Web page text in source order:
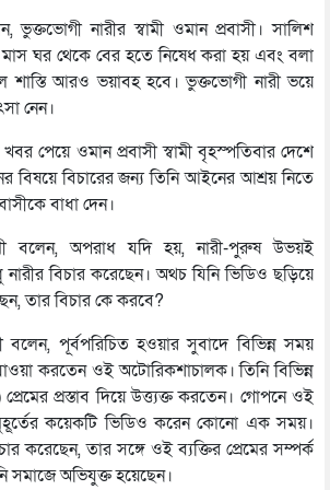
ভুক্তভোগী নারীর স্বামী ওমান প্রবাসী। সালিশ
ঘর থেকে বের হতে নিষেধ করা হয় এবং বলা
শাস্তি আরও ভয়াবহ হবে। ভুক্তভোগী নারী ভয়ে
নেন।
খবর পেয়ে ওমান প্রবাসী স্বামী বৃহস্পতিবার দেশে
বিষয়ে বিচারের জন্য তিনি আইনের আশ্রয় নিতে
বাধা দেন।
বলেন, অপরাধ যদি হয়, নারী-পুরুষ উভয়ই
নারীর বিচার করেছেন। অথচ যিনি ভিডিও ছড়িয়ে
তার বিচার কে করবে?
বলেন, পূর্বপরিচিত হওয়ার সুবাদে বিভিন্ন সময়
করতেন ওই অটোরিকশাচালক। তিনি বিভিন্ন
প্রস্তাব দিয়ে উত্ত্যক্ত করতেন। গোপনে ওই
কয়েকটি ভিডিও করেন কোনো এক সময়।
করেছেন, তার সঙ্গে ওই ব্যক্তির প্রেমের সম্পর্ক
সমাজে অভিযুক্ত হয়েছেন।